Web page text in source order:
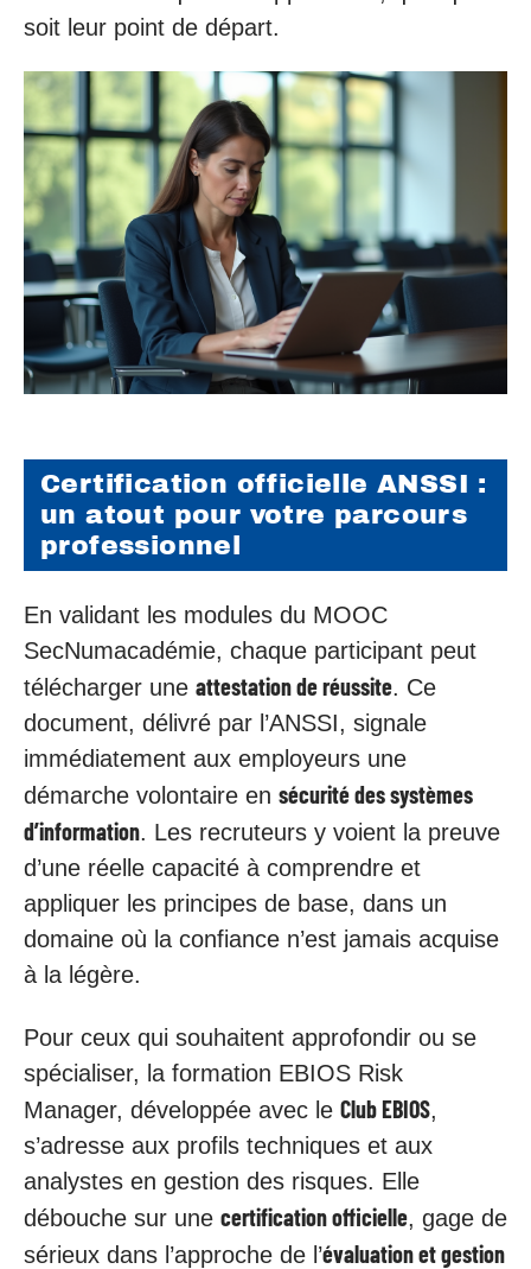
soit leur point de départ.
Certification officielle ANSSI :
un atout pour votre parcours
professionnel
En validant les modules du MOOC
SecNumacadémie, chaque participant peut
télécharger une attestation de réussite. Ce
document, délivré par l’ANSSI, signale
immédiatement aux employeurs une
démarche volontaire en sécurité des systèmes
d’information. Les recruteurs y voient la preuve
d’une réelle capacité à comprendre et
appliquer les principes de base, dans un
domaine où la confiance n’est jamais acquise
à la légère.
Pour ceux qui souhaitent approfondir ou se
spécialiser, la formation EBIOS Risk
Manager, développée avec le Club EBIOS,
s’adresse aux profils techniques et aux
analystes en gestion des risques. Elle
débouche sur une certification officielle, gage de
sérieux dans l’approche de l’évaluation et gestion